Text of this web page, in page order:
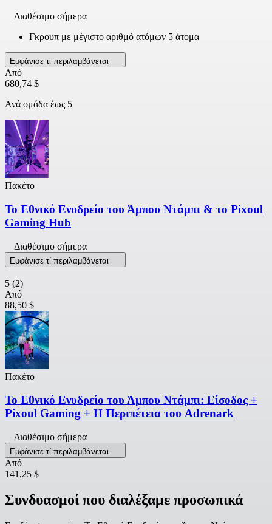
Διαθέσιμο σήμερα
Γκρουπ με μέγιστο αριθμό ατόμων 5 άτομα
Εμφάνισε τί περιλαμβάνεται
Από
680,74 $
Ανά ομάδα έως 5
Πακέτο
Το Εθνικό Ενυδρείο του Άμπου Ντάμπι & το Pixoul
Gaming Hub
Διαθέσιμο σήμερα
Εμφάνισε τί περιλαμβάνεται
5 (2)
Από
88,50 $
Πακέτο
Το Εθνικό Ενυδρείο του Άμπου Ντάμπι: Είσοδος +
Pixoul Gaming + Η Περιπέτεια του Adrenark
Διαθέσιμο σήμερα
Εμφάνισε τί περιλαμβάνεται
Από
141,25 $
Συνδυασμοί που διαλέξαμε προσωπικά